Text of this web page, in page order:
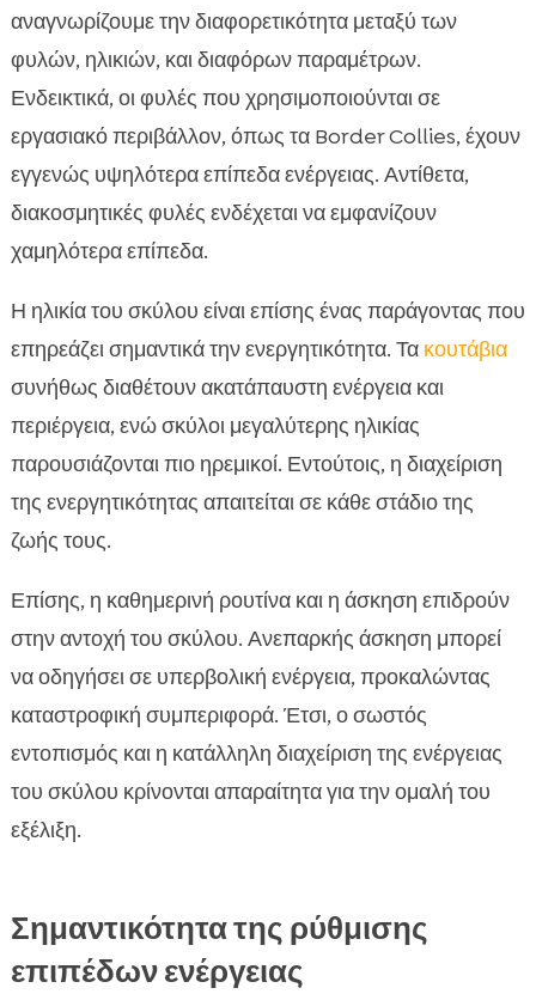
αναγνωρίζουμε την διαφορετικότητα μεταξύ των
φυλών, ηλικιών, και διαφόρων παραμέτρων.
Ενδεικτικά, οι φυλές που χρησιμοποιούνται σε
εργασιακό περιβάλλον, όπως τα Border Collies, έχουν
εγγενώς υψηλότερα επίπεδα ενέργειας. Αντίθετα,
διακοσμητικές φυλές ενδέχεται να εμφανίζουν
χαμηλότερα επίπεδα.
Η ηλικία του σκύλου είναι επίσης ένας παράγοντας που
επηρεάζει σημαντικά την ενεργητικότητα. Τα κουτάβια
συνήθως διαθέτουν ακατάπαυστη ενέργεια και
περιέργεια, ενώ σκύλοι μεγαλύτερης ηλικίας
παρουσιάζονται πιο ηρεμικοί. Εντούτοις, η διαχείριση
της ενεργητικότητας απαιτείται σε κάθε στάδιο της
ζωής τους.
Επίσης, η καθημερινή ρουτίνα και η άσκηση επιδρούν
στην αντοχή του σκύλου. Ανεπαρκής άσκηση μπορεί
να οδηγήσει σε υπερβολική ενέργεια, προκαλώντας
καταστροφική συμπεριφορά. Έτσι, ο σωστός
εντοπισμός και η κατάλληλη διαχείριση της ενέργειας
του σκύλου κρίνονται απαραίτητα για την ομαλή του
εξέλιξη.
Σημαντικότητα της ρύθμισης
επιπέδων ενέργειας